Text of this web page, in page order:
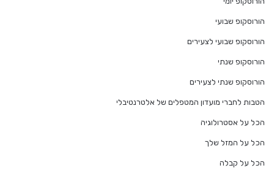
הורוסקופ שבועי
הורוסקופ שבועי לצעירים
הורוסקופ שנתי
הורוסקופ שנתי לצעירים
הטבות לחברי מועדון המטפלים של אלטרנטיבלי
הכל על אסטרולוגיה
הכל על המזל שלך
הכל על קבלה